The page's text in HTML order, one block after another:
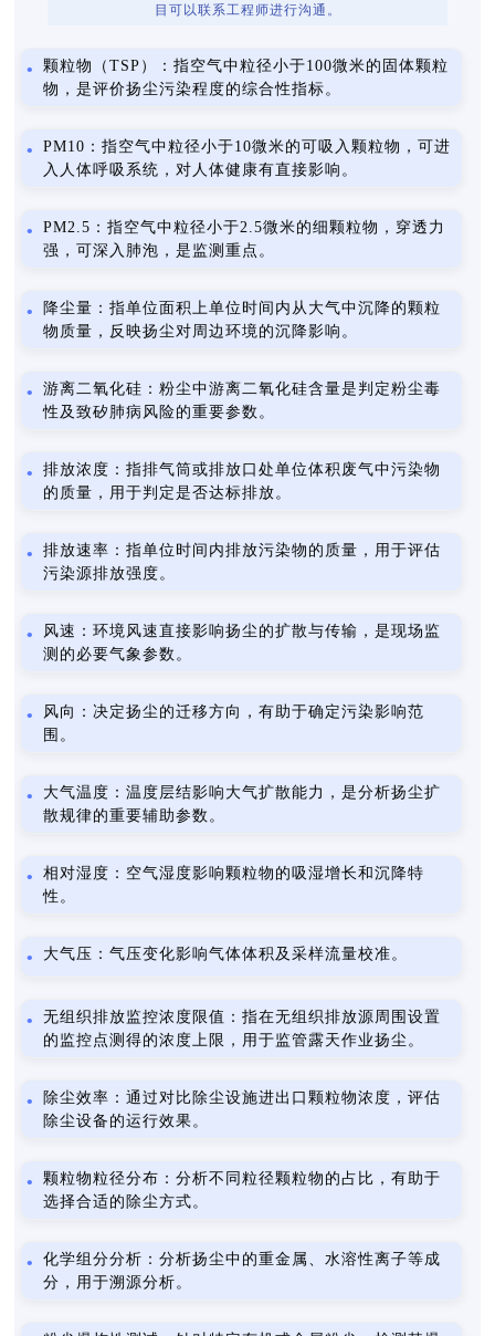
目可以联系工程师进行沟通。
颗粒物（TSP）：指空气中粒径小于100微米的固体颗粒
物，是评价扬尘污染程度的综合性指标。
PM10：指空气中粒径小于10微米的可吸入颗粒物，可进
入人体呼吸系统，对人体健康有直接影响。
PM2.5：指空气中粒径小于2.5微米的细颗粒物，穿透力
强，可深入肺泡，是监测重点。
降尘量：指单位面积上单位时间内从大气中沉降的颗粒
物质量，反映扬尘对周边环境的沉降影响。
游离二氧化硅：粉尘中游离二氧化硅含量是判定粉尘毒
性及致矽肺病风险的重要参数。
排放浓度：指排气筒或排放口处单位体积废气中污染物
的质量，用于判定是否达标排放。
排放速率：指单位时间内排放污染物的质量，用于评估
污染源排放强度。
风速：环境风速直接影响扬尘的扩散与传输，是现场监
测的必要气象参数。
风向：决定扬尘的迁移方向，有助于确定污染影响范
围。
大气温度：温度层结影响大气扩散能力，是分析扬尘扩
散规律的重要辅助参数。
相对湿度：空气湿度影响颗粒物的吸湿增长和沉降特
性。
大气压：气压变化影响气体体积及采样流量校准。
无组织排放监控浓度限值：指在无组织排放源周围设置
的监控点测得的浓度上限，用于监管露天作业扬尘。
除尘效率：通过对比除尘设施进出口颗粒物浓度，评估
除尘设备的运行效果。
颗粒物粒径分布：分析不同粒径颗粒物的占比，有助于
选择合适的除尘方式。
化学组分分析：分析扬尘中的重金属、水溶性离子等成
分，用于溯源分析。